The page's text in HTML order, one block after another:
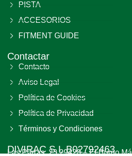
PISTA
ACCESORIOS
FITMENT GUIDE
Contactar
Contacto
Aviso Legal
Política de Cookies
Política de Privacidad
Términos y Condiciones
DIVIRAC S.L B02792463
Las Parras, 23 29420 – El Burgo